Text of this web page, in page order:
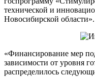
технической и
Новосибирской области».
«Финансирование мер
зависимости от уровня
распределилось